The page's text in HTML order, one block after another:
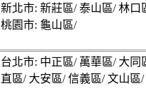
新北市: 新莊區/ 泰山區/ 林口
桃園市: 龜山區/
台北市: 中正區/ 萬華區/ 大同
直區/ 大安區/ 信義區/ 文山區